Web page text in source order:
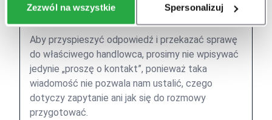
Zezwól na wszystkie Spersonalizuj